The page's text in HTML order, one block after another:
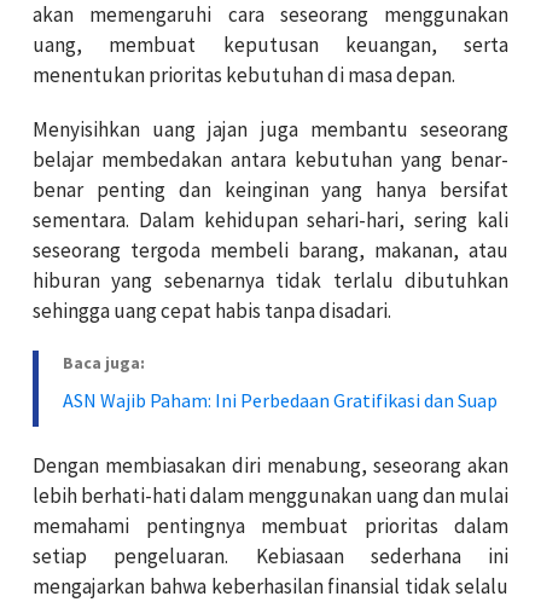
akan memengaruhi cara seseorang menggunakan
uang, membuat keputusan keuangan, serta
menentukan prioritas kebutuhan di masa depan.
Menyisihkan uang jajan juga membantu seseorang
belajar membedakan antara kebutuhan yang benar-
benar penting dan keinginan yang hanya bersifat
sementara. Dalam kehidupan sehari-hari, sering kali
seseorang tergoda membeli barang, makanan, atau
hiburan yang sebenarnya tidak terlalu dibutuhkan
sehingga uang cepat habis tanpa disadari.
Baca juga:
ASN Wajib Paham: Ini Perbedaan Gratifikasi dan Suap
Dengan membiasakan diri menabung, seseorang akan
lebih berhati-hati dalam menggunakan uang dan mulai
memahami pentingnya membuat prioritas dalam
setiap pengeluaran. Kebiasaan sederhana ini
mengajarkan bahwa keberhasilan finansial tidak selalu